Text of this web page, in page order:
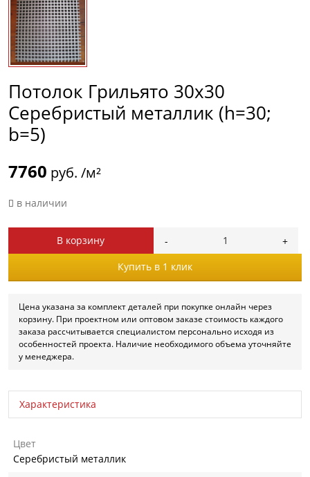
Потолок Грильято 30х30
Серебристый металлик (h=30;
b=5)
7760 руб. /м²
в наличии
В корзину
Купить в 1 клик
Цена указана за комплект деталей при покупке онлайн через
корзину. При проектном или оптовом заказе стоимость каждого
заказа рассчитывается специалистом персонально исходя из
особенностей проекта. Наличие необходимого объема уточняйте
у менеджера.
Характеристика
Цвет
Серебристый металлик